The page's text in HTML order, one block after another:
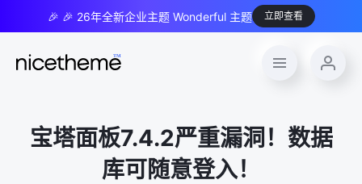
🎉 🎉 26年全新企业主题 Wonderful 主题 立即查看
宝塔面板7.4.2严重漏洞！数据
库可随意登入！